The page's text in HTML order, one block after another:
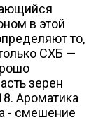
в этой
то,
СХБ —
зерен
Ароматика
- смешение